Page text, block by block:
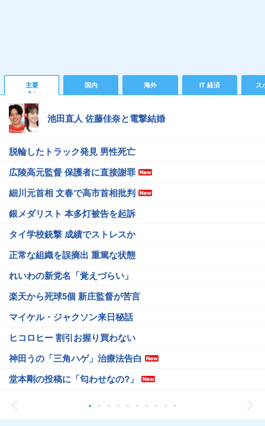
主要 国内 海外 IT 経済 ス
池田直人 佐藤佳奈と電撃結婚
脱輪したトラック発見 男性死亡
広陵高元監督 保護者に直接謝罪
細川元首相 文春で高市首相批判
銀メダリスト 本多灯被告を起訴
タイ学校銃撃 成績でストレスか
正常な組織を誤摘出 重篤な状態
れいわの新党名「覚えづらい」
楽天から死球5個 新庄監督が苦言
マイケル・ジャクソン来日秘話
ヒコロヒー 割引お握り買わない
神田うの「三角ハゲ」治療法告白
堂本剛の投稿に「匂わせなの?」